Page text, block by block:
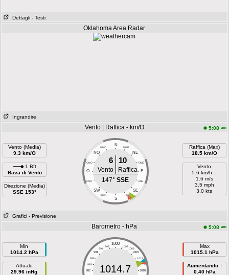
Dettagli - Testi
Oklahoma Area Radar
Ingrandire
Vento | Raffica - km/O 5:08 am
Vento (Media)
9.3 km/O
1 Bft
Bava di Vento
Direzione (Media)
SSE 153°
N
NNO NNE
NO NE
ONO ENE
O E
OSO ESE
SW SE
SSW SSE
S
6 10
Vento
Raffica
147°SSE
Raffica (Max)
18.5 km/O
Vento
5.6 km/h =
1.6 m/s
3.5 mph
3.0 kts
Grafici - Previsione
Barometro - hPa 5:08 am
Min
1014.2 hPa
Attuale
29.96 inHg
1000
997 1003
994
1006
991
1009
988
1012
985
1015
982
1018
1014.7
Max
1015.1 hPa
Aumentando ↑
0.40 hPa